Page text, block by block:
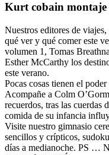
Kurt cobain montaje
Nuestros editores de
qué ver y qué comer este
volumen 1, Tomas
Esther McCarthy los
este verano.
Pocas cosas tienen el
Acompañe a Colm
recuerdos, tras las cuerdas
comida de su infancia
Visite nuestro gimnasio
sencillos y crípticos,
días a medianoche. PS …